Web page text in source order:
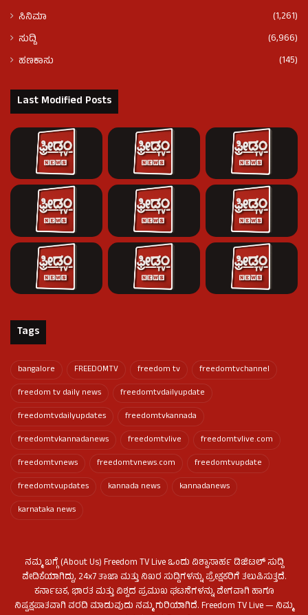
ಸಿನಿಮಾ
(1,261)
ಸುದ್ದಿ
(6,966)
ಹಣಕಾಸು
(145)
Last Modified Posts
Tags
bangalore FREEDOMTV freedom tv
freedomtvchannel
freedom tv daily news
freedomtvdailyupdate
freedomtvdailyupdates
freedomtvkannada
freedomtvkannadanews
freedomtvlive
freedomtvlive.com
freedomtvnews
freedomtvnews.com
freedomtvupdate
freedomtvupdates
kannada news
kannadanews
karnataka news
ನಮ್ಮ ಬಗ್ಗೆ (About Us) Freedom TV Live ಒಂದು ವಿಶ್ವಾಸಾರ್ಹ ಡಿಜಿಟಲ್ ಸುದ್ದಿ
ವೇದಿಕೆಯಾಗಿದ್ದು, 24x7 ತಾಜಾ ಮತ್ತು ನಿಖರ ಸುದ್ದಿಗಳನ್ನು ಪ್ರೇಕ್ಷಕರಿಗೆ ತಲುಪಿಸುತ್ತದೆ.
ಕರ್ನಾಟಕ, ಭಾರತ ಮತ್ತು ವಿಶ್ವದ ಪ್ರಮುಖ ಘಟನೆಗಳನ್ನು ವೇಗವಾಗಿ ಹಾಗೂ
ನಿಷ್ಪಕ್ಷಪಾತವಾಗಿ ವರದಿ ಮಾಡುವುದು ನಮ್ಮ ಗುರಿಯಾಗಿದೆ. Freedom TV Live — ನಿಮ್ಮ